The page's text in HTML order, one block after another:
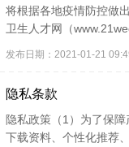
号，以及持证人照片、
（http://
将根据各地疫情防控做
卫生人才网（
发布日期：2021-01-21
隐私条款
隐私政策（1）为了保
下载资料、个性化推荐